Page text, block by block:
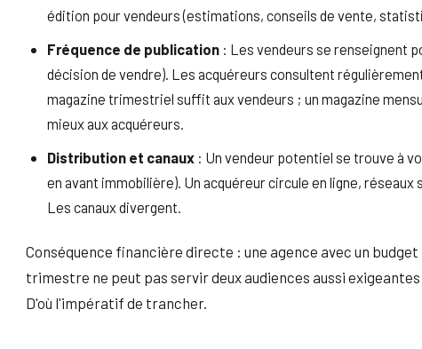
édition pour vendeurs (estimations, conseils de vente,
Fréquence de publication : Les vendeurs se renseignent
décision de vendre). Les acquéreurs consultent
magazine trimestriel suffit aux vendeurs ; un magazine
mieux aux acquéreurs.
Distribution et canaux : Un vendeur potentiel se trouve à
en avant immobilière). Un acquéreur circule en ligne, réseaux
Les canaux divergent.
Conséquence financière directe : une agence avec un
trimestre ne peut pas servir deux audiences aussi
D'où l'impératif de trancher.